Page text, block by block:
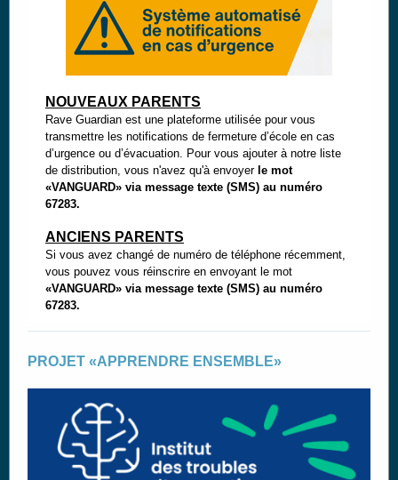
NOUVEAUX PARENTS
Rave Guardian est une plateforme utilisée pour vous
transmettre les notifications de fermeture d’école en cas
d’urgence ou d’évacuation. Pour vous ajouter à notre liste
de distribution, vous n'avez qu'à envoyer le mot
«VANGUARD» via message texte (SMS) au numéro
67283.
ANCIENS PARENTS
Si vous avez changé de numéro de téléphone récemment,
vous pouvez vous réinscrire en envoyant le mot
«VANGUARD» via message texte (SMS) au numéro
67283.
PROJET «APPRENDRE ENSEMBLE»